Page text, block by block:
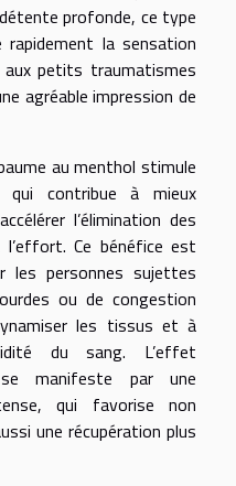
profonde, ce type
la sensation
petits traumatismes
agréable impression de
au menthol stimule
qui contribue à mieux
l’élimination des
l’effort. Ce bénéfice est
les personnes sujettes
ou de congestion
les tissus et à
du sang. L’effet
manifeste par une
qui favorise non
une récupération plus